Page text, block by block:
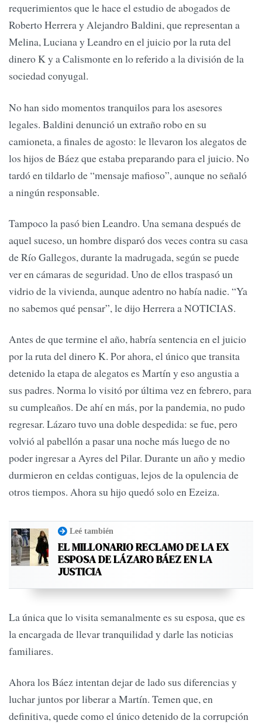
requerimientos que le hace el estudio de abogados de
Roberto Herrera y Alejandro Baldini, que representan a
Melina, Luciana y Leandro en el juicio por la ruta del
dinero K y a Calismonte en lo referido a la división de la
sociedad conyugal.
No han sido momentos tranquilos para los asesores
legales. Baldini denunció un extraño robo en su
camioneta, a finales de agosto: le llevaron los alegatos de
los hijos de Báez que estaba preparando para el juicio. No
tardó en tildarlo de “mensaje mafioso”, aunque no señaló
a ningún responsable.
Tampoco la pasó bien Leandro. Una semana después de
aquel suceso, un hombre disparó dos veces contra su casa
de Río Gallegos, durante la madrugada, según se puede
ver en cámaras de seguridad. Uno de ellos traspasó un
vidrio de la vivienda, aunque adentro no había nadie. “Ya
no sabemos qué pensar”, le dijo Herrera a NOTICIAS.
Antes de que termine el año, habría sentencia en el juicio
por la ruta del dinero K. Por ahora, el único que transita
detenido la etapa de alegatos es Martín y eso angustia a
sus padres. Norma lo visitó por última vez en febrero, para
su cumpleaños. De ahí en más, por la pandemia, no pudo
regresar. Lázaro tuvo una doble despedida: se fue, pero
volvió al pabellón a pasar una noche más luego de no
poder ingresar a Ayres del Pilar. Durante un año y medio
durmieron en celdas contiguas, lejos de la opulencia de
otros tiempos. Ahora su hijo quedó solo en Ezeiza.
Leé también
EL MILLONARIO RECLAMO DE LA EX
ESPOSA DE LÁZARO BÁEZ EN LA
JUSTICIA
La única que lo visita semanalmente es su esposa, que es
la encargada de llevar tranquilidad y darle las noticias
familiares.
Ahora los Báez intentan dejar de lado sus diferencias y
luchar juntos por liberar a Martín. Temen que, en
definitiva, quede como el único detenido de la corrupción